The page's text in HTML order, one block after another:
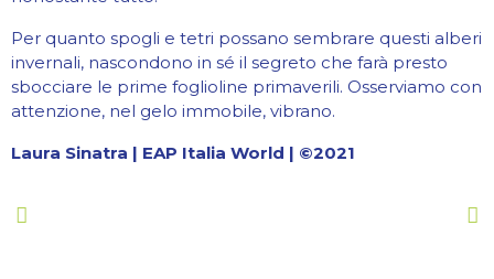
Per quanto spogli e tetri possano sembrare questi alberi
invernali, nascondono in sé il segreto che farà presto
sbocciare le prime foglioline primaverili. Osserviamo con
attenzione, nel gelo immobile, vibrano.
Laura Sinatra | EAP Italia World | ©️2021